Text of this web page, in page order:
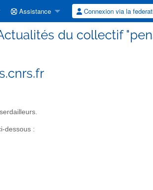
Assistance Connexion via la
du collectif
dessous :